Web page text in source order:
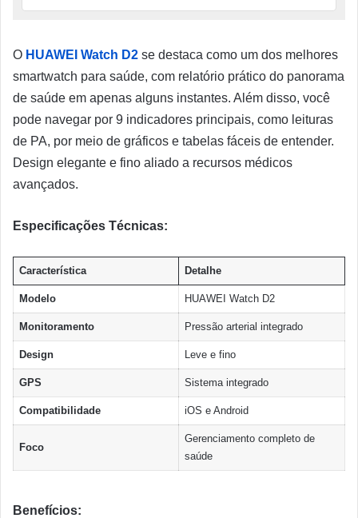
O HUAWEI Watch D2 se destaca como um dos melhores
smartwatch para saúde, com relatório prático do panorama
de saúde em apenas alguns instantes. Além disso, você
pode navegar por 9 indicadores principais, como leituras
de PA, por meio de gráficos e tabelas fáceis de entender.
Design elegante e fino aliado a recursos médicos
avançados.
Especificações Técnicas:
Característica Detalhe
Modelo HUAWEI Watch D2
Monitoramento Pressão arterial integrado
Design Leve e fino
GPS Sistema integrado
Compatibilidade iOS e Android
Foco
Gerenciamento completo de
saúde
Benefícios: